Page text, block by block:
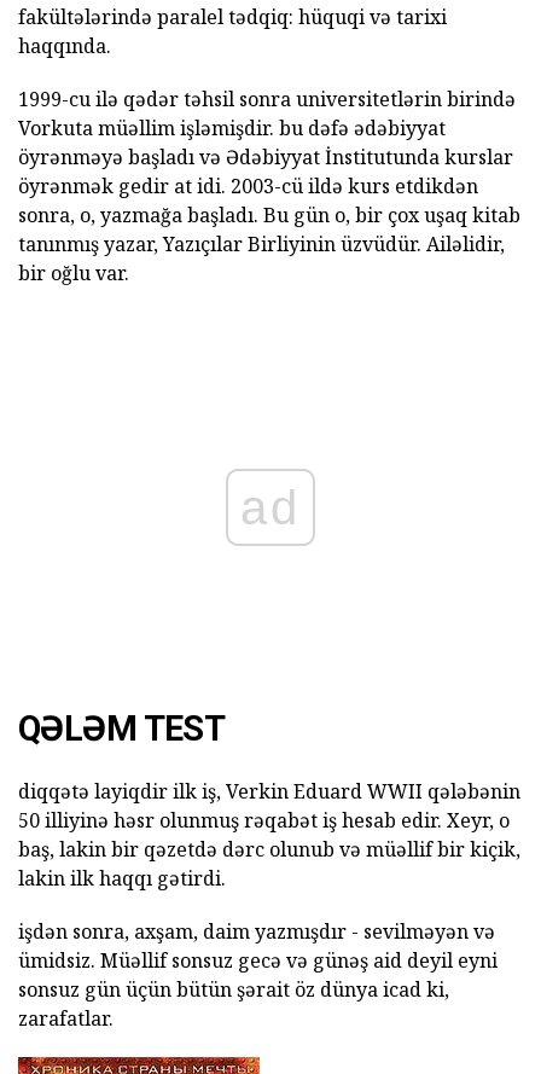
fakültələrində paralel tədqiq: hüquqi və tarixi
haqqında.
1999-cu ilə qədər təhsil sonra universitetlərin birində
Vorkuta müəllim işləmişdir. bu dəfə ədəbiyyat
öyrənməyə başladı və Ədəbiyyat İnstitutunda kurslar
öyrənmək gedir at idi. 2003-cü ildə kurs etdikdən
sonra, o, yazmağa başladı. Bu gün o, bir çox uşaq kitab
tanınmış yazar, Yazıçılar Birliyinin üzvüdür. Ailəlidir,
bir oğlu var.
ad
QƏLƏM TEST
diqqətə layiqdir ilk iş, Verkin Eduard WWII qələbənin
50 illiyinə həsr olunmuş rəqabət iş hesab edir. Xeyr, o
baş, lakin bir qəzetdə dərc olunub və müəllif bir kiçik,
lakin ilk haqqı gətirdi.
işdən sonra, axşam, daim yazmışdır - sevilməyən və
ümidsiz. Müəllif sonsuz gecə və günəş aid deyil eyni
sonsuz gün üçün bütün şərait öz dünya icad ki,
zarafatlar.